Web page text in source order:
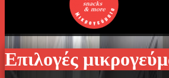
Επιλογές